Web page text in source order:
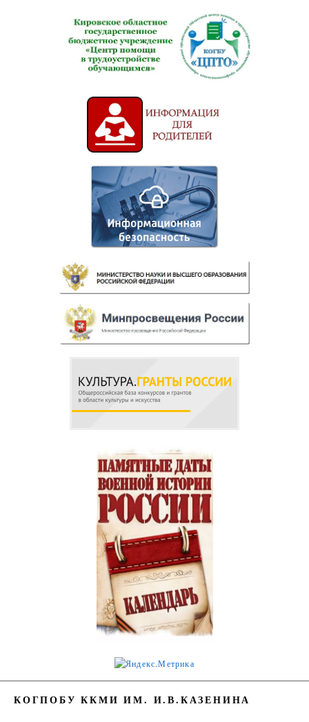
КОГПОБУ ККМИ ИМ. И.В.КАЗЕНИНА